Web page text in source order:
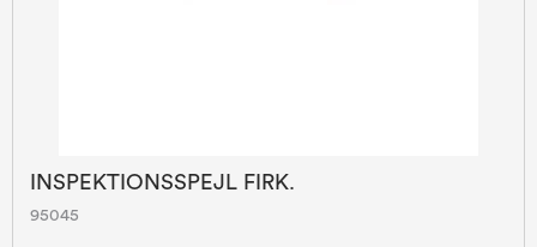
INSPEKTIONSSPEJL FIRK.
95045